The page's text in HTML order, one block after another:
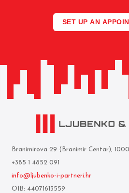
SET UP AN
Branimirova 29 (Branimir Centar),
+385 1 4852 091
info@ljubenko-i-partneri.hr
OIB: 44071613559